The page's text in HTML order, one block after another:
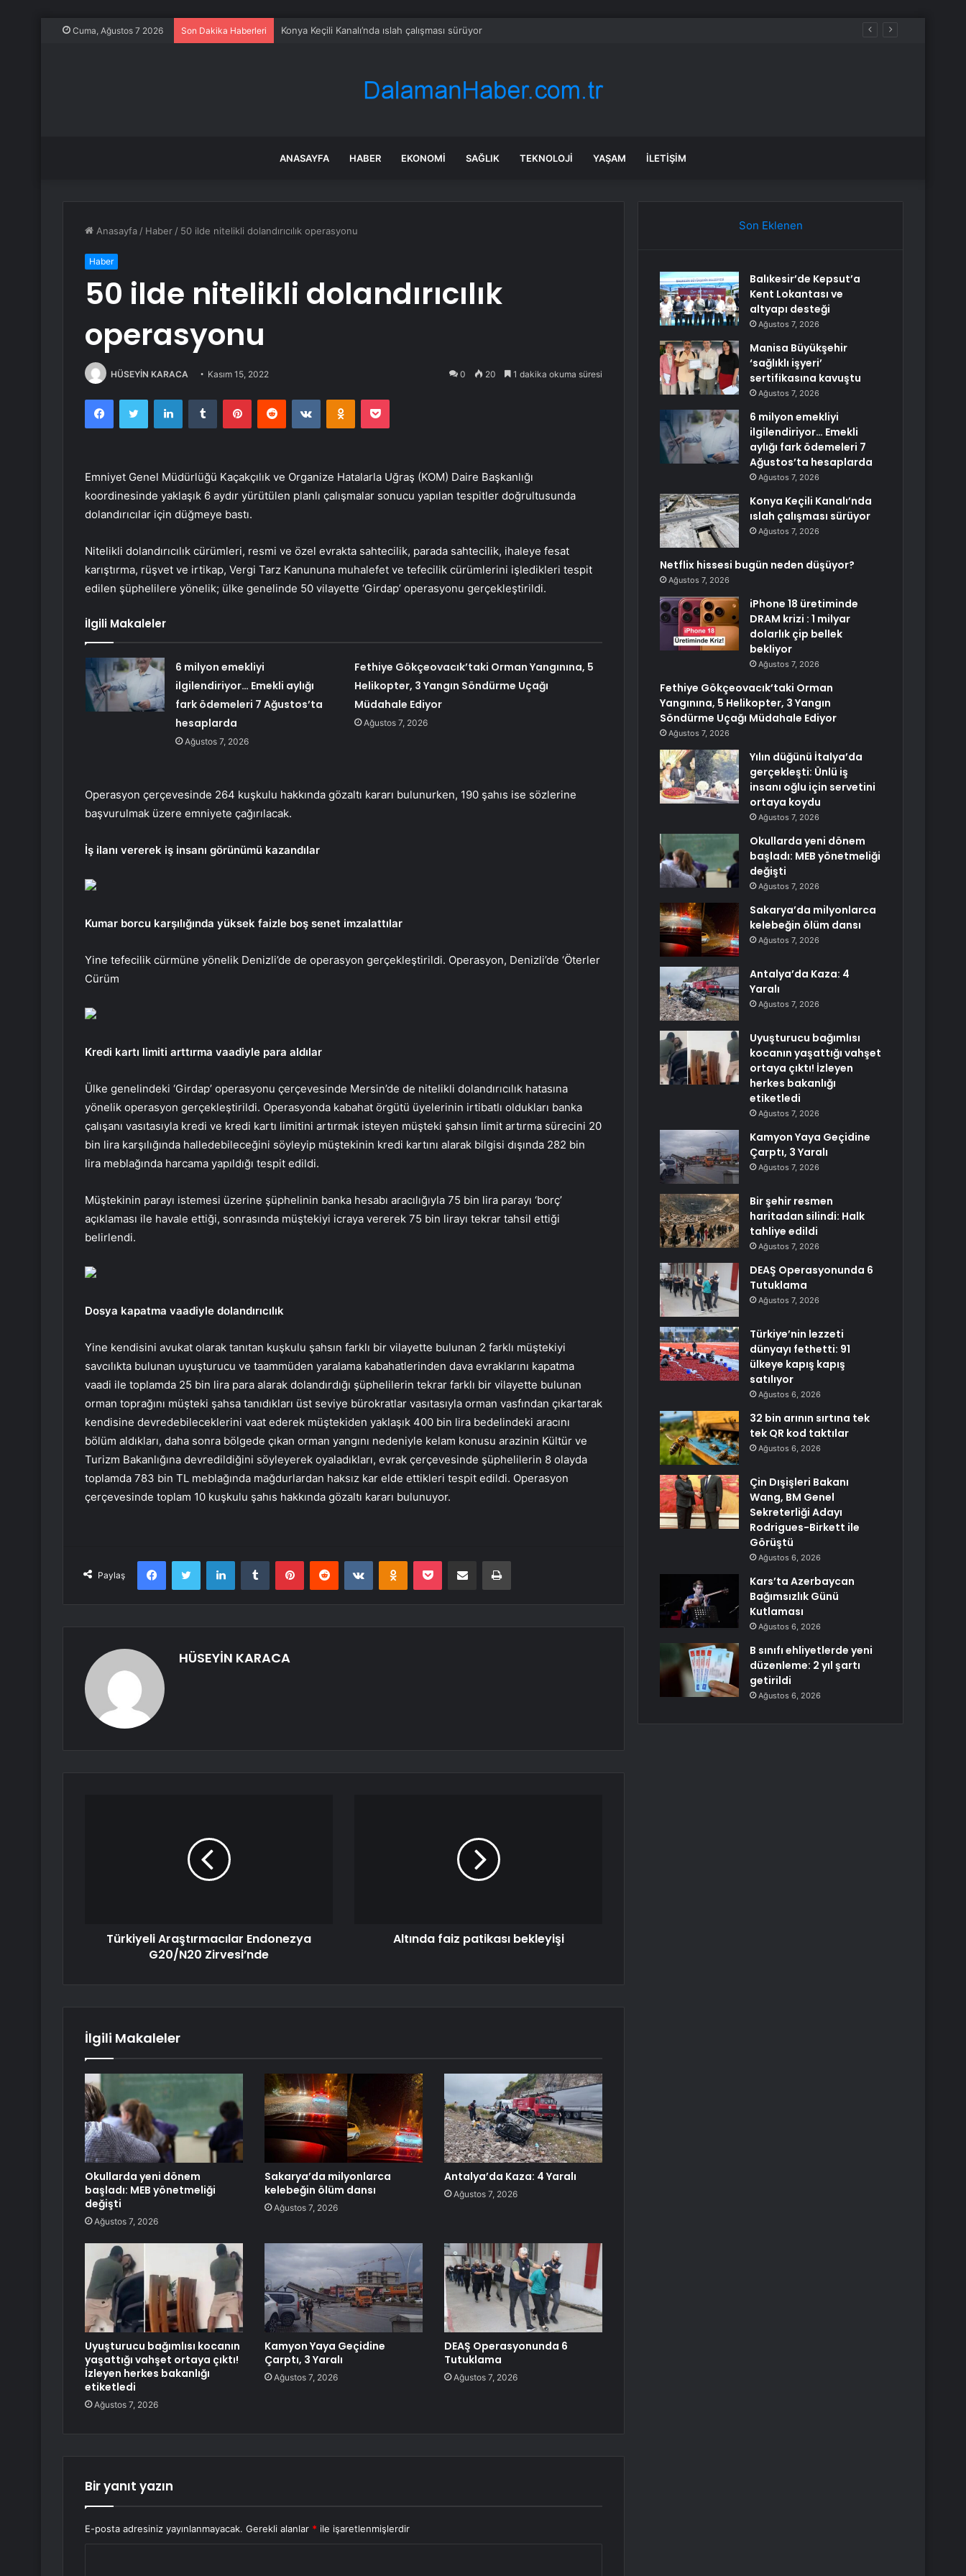
Cuma, Ağustos 7 2026 Son Dakika Haberleri Konya Keçili Kanalı’nda ıslah çalışması sürüyor
ANASAYFA HABER EKONOMI SAĞLIK TEKNOLOJI YAŞAM İLETIŞIM
Anasayfa / Haber / 50 ilde nitelikli dolandırıcılık operasyonu
Haber
50 ilde nitelikli dolandırıcılık
operasyonu
HÜSEYİN KARACA Kasım 15, 2022 0 20 1 dakika okuma süresi
FacebookTwitter LinkedInTumblr PinterestReddit VKontakteOdnoklassniki
Pocket
Emniyet Genel Müdürlüğü Kaçakçılık ve Organize Hatalarla Uğraş (KOM) Daire Başkanlığı
koordinesinde yaklaşık 6 aydır yürütülen planlı çalışmalar sonucu yapılan tespitler doğrultusunda
dolandırıcılar için düğmeye bastı.
Nitelikli dolandırıcılık cürümleri, resmi ve özel evrakta sahtecilik, parada sahtecilik, ihaleye fesat
karıştırma, rüşvet ve irtikap, Vergi Tarz Kanununa muhalefet ve tefecilik cürümlerini işledikleri tespit
edilen şüphelilere yönelik; ülke genelinde 50 vilayette ‘Girdap’ operasyonu gerçekleştirildi.
İlgili Makaleler
6 milyon emekliyi
ilgilendiriyor… Emekli aylığı
fark ödemeleri 7 Ağustos’ta
hesaplarda
Ağustos 7, 2026
Fethiye Gökçeovacık’taki Orman Yangınına, 5
Helikopter, 3 Yangın Söndürme Uçağı
Müdahale Ediyor
Ağustos 7, 2026
Operasyon çerçevesinde 264 kuşkulu hakkında gözaltı kararı bulunurken, 190 şahıs ise sözlerine
başvurulmak üzere emniyete çağırılacak.
İş ilanı vererek iş insanı görünümü kazandılar
Kumar borcu karşılığında yüksek faizle boş senet imzalattılar
Yine tefecilik cürmüne yönelik Denizli’de de operasyon gerçekleştirildi. Operasyon, Denizli’de ‘Öterler
Cürüm
Kredi kartı limiti arttırma vaadiyle para aldılar
Ülke genelindeki ‘Girdap’ operasyonu çerçevesinde Mersin’de de nitelikli dolandırıcılık hatasına
yönelik operasyon gerçekleştirildi. Operasyonda kabahat örgütü üyelerinin irtibatlı oldukları banka
çalışanı vasıtasıyla kredi ve kredi kartı limitini artırmak isteyen müşteki şahsın limit artırma sürecini 20
bin lira karşılığında halledebileceğini söyleyip müştekinin kredi kartını alarak bilgisi dışında 282 bin
lira meblağında harcama yapıldığı tespit edildi.
Müştekinin parayı istemesi üzerine şüphelinin banka hesabı aracılığıyla 75 bin lira parayı ‘borç’
açıklaması ile havale ettiği, sonrasında müştekiyi icraya vererek 75 bin lirayı tekrar tahsil ettiği
belirlendi.
Dosya kapatma vaadiyle dolandırıcılık
Yine kendisini avukat olarak tanıtan kuşkulu şahsın farklı bir vilayette bulunan 2 farklı müştekiyi
savcılıkta bulunan uyuşturucu ve taammüden yaralama kabahatlerinden dava evraklarını kapatma
vaadi ile toplamda 25 bin lira para alarak dolandırdığı şüphelilerin tekrar farklı bir vilayette bulunan
orman toprağını müşteki şahsa tanıdıkları üst seviye bürokratlar vasıtasıyla orman vasfından çıkartarak
kendisine devredebileceklerini vaat ederek müştekiden yaklaşık 400 bin lira bedelindeki aracını
bölüm aldıkları, daha sonra bölgede çıkan orman yangını nedeniyle kelam konusu arazinin Kültür ve
Turizm Bakanlığına devredildiğini söyleyerek oyaladıkları, evrak çerçevesinde şüphelilerin 8 olayda
toplamda 783 bin TL meblağında mağdurlardan haksız kar elde ettikleri tespit edildi. Operasyon
çerçevesinde toplam 10 kuşkulu şahıs hakkında gözaltı kararı bulunuyor.
Paylaş
FacebookTwitter LinkedInTumblr PinterestReddit VKontakteOdnoklassniki
Pocket E-Posta ile paylaş Yazdır
HÜSEYİN KARACA
Türkiyeli Araştırmacılar Endonezya
G20/N20 Zirvesi’nde
Altında faiz patikası bekleyişi
İlgili Makaleler
Okullarda yeni dönem
başladı: MEB yönetmeliği
değişti
Ağustos 7, 2026
Sakarya’da milyonlarca
kelebeğin ölüm dansı
Ağustos 7, 2026
Antalya’da Kaza: 4 Yaralı
Ağustos 7, 2026
Uyuşturucu bağımlısı kocanın
yaşattığı vahşet ortaya çıktı!
İzleyen herkes bakanlığı
etiketledi
Ağustos 7, 2026
Kamyon Yaya Geçidine
Çarptı, 3 Yaralı
Ağustos 7, 2026
DEAŞ Operasyonunda 6
Tutuklama
Ağustos 7, 2026
Bir yanıt yazın
E-posta adresiniz yayınlanmayacak. Gerekli alanlar * ile işaretlenmişlerdir
Son Eklenen
Balıkesir’de Kepsut’a
Kent Lokantası ve
altyapı desteği
Ağustos 7, 2026
Manisa Büyükşehir
‘sağlıklı işyeri’
sertifikasına kavuştu
Ağustos 7, 2026
6 milyon emekliyi
ilgilendiriyor… Emekli
aylığı fark ödemeleri 7
Ağustos’ta hesaplarda
Ağustos 7, 2026
Konya Keçili Kanalı’nda
ıslah çalışması sürüyor
Ağustos 7, 2026
Netflix hissesi bugün neden düşüyor?
Ağustos 7, 2026
iPhone 18 üretiminde
DRAM krizi : 1 milyar
dolarlık çip bellek
bekliyor
Ağustos 7, 2026
Fethiye Gökçeovacık’taki Orman
Yangınına, 5 Helikopter, 3 Yangın
Söndürme Uçağı Müdahale Ediyor
Ağustos 7, 2026
Yılın düğünü İtalya’da
gerçekleşti: Ünlü iş
insanı oğlu için servetini
ortaya koydu
Ağustos 7, 2026
Okullarda yeni dönem
başladı: MEB yönetmeliği
değişti
Ağustos 7, 2026
Sakarya’da milyonlarca
kelebeğin ölüm dansı
Ağustos 7, 2026
Antalya’da Kaza: 4
Yaralı
Ağustos 7, 2026
Uyuşturucu bağımlısı
kocanın yaşattığı vahşet
ortaya çıktı! İzleyen
herkes bakanlığı
etiketledi
Ağustos 7, 2026
Kamyon Yaya Geçidine
Çarptı, 3 Yaralı
Ağustos 7, 2026
Bir şehir resmen
haritadan silindi: Halk
tahliye edildi
Ağustos 7, 2026
DEAŞ Operasyonunda 6
Tutuklama
Ağustos 7, 2026
Türkiye’nin lezzeti
dünyayı fethetti: 91
ülkeye kapış kapış
satılıyor
Ağustos 6, 2026
32 bin arının sırtına tek
tek QR kod taktılar
Ağustos 6, 2026
Çin Dışişleri Bakanı
Wang, BM Genel
Sekreterliği Adayı
Rodrigues-Birkett ile
Görüştü
Ağustos 6, 2026
Kars’ta Azerbaycan
Bağımsızlık Günü
Kutlaması
Ağustos 6, 2026
B sınıfı ehliyetlerde yeni
düzenleme: 2 yıl şartı
getirildi
Ağustos 6, 2026